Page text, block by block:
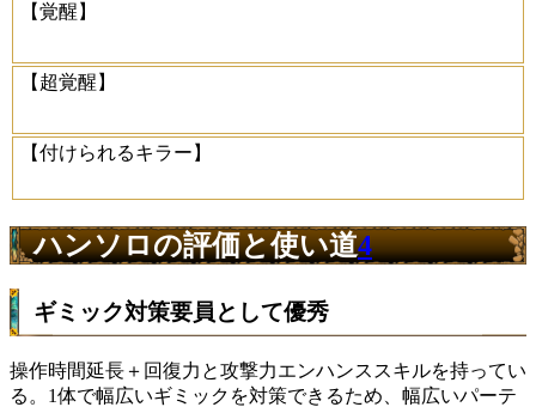
【覚醒】
【超覚醒】
【付けられるキラー】
ハンソロの評価と使い道4
ギミック対策要員として優秀
操作時間延長＋回復力と攻撃力エンハンススキルを持ってい
る。1体で幅広いギミックを対策できるため、幅広いパーテ